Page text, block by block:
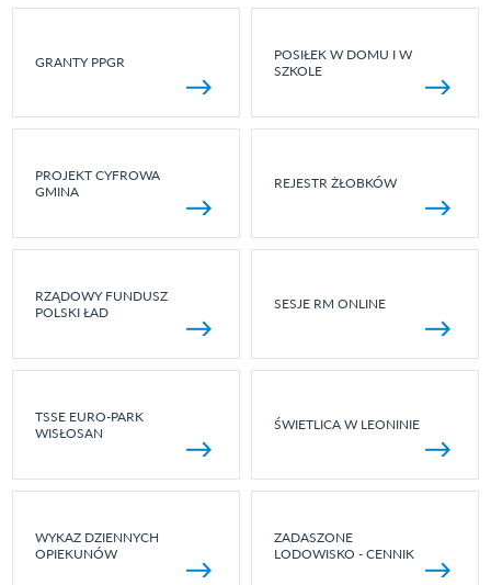
GRANTY PPGR
POSIŁEK W DOMU I W
SZKOLE
PROJEKT CYFROWA
GMINA
REJESTR ŻŁOBKÓW
RZĄDOWY FUNDUSZ
POLSKI ŁAD
SESJE RM ONLINE
TSSE EURO-PARK
WISŁOSAN
ŚWIETLICA W LEONINIE
WYKAZ DZIENNYCH
OPIEKUNÓW
ZADASZONE
LODOWISKO - CENNIK